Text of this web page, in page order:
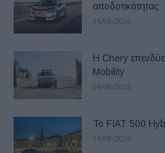
αποδοτικότητας
05/08/2026
Η Chery
Mobility
04/08/2026
Το FIAT 500
04/08/2026